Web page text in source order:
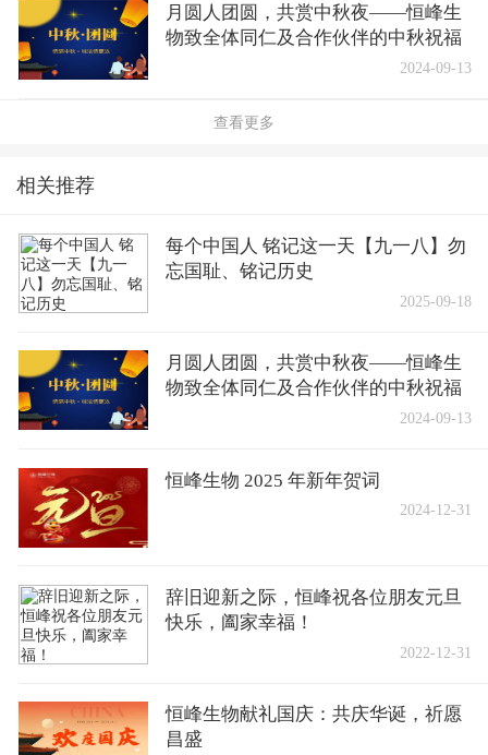
月圆人团圆，共赏中秋夜——恒峰生
物致全体同仁及合作伙伴的中秋祝福
2024-09-13
查看更多
相关推荐
每个中国人 铭记这一天【九一八】勿
忘国耻、铭记历史
2025-09-18
月圆人团圆，共赏中秋夜——恒峰生
物致全体同仁及合作伙伴的中秋祝福
2024-09-13
恒峰生物 2025 年新年贺词
2024-12-31
辞旧迎新之际，恒峰祝各位朋友元旦
快乐，阖家幸福！
2022-12-31
恒峰生物献礼国庆：共庆华诞，祈愿
昌盛